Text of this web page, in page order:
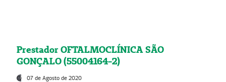
Prestador OFTALMOCLÍNICA SÃO
GONÇALO (55004164-2)
07 de Agosto de 2020